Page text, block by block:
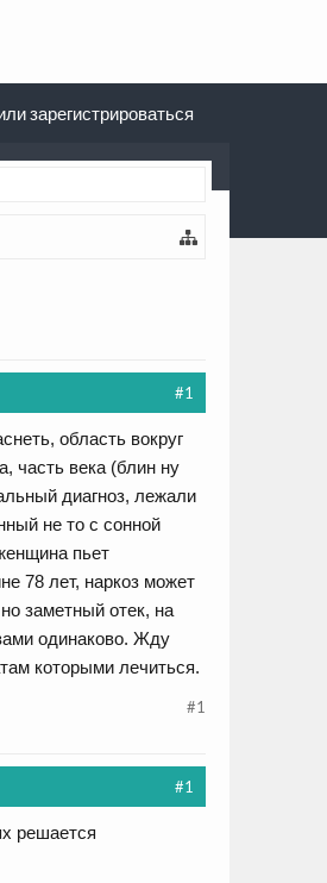
#1
область вокруг
часть века (блин ну
диагноз, лежали
не то с сонной
пьет
78 лет, наркоз может
заметный отек, на
одинаково. Жду
которыми лечиться.
#1
#1
решается
зарегистрироваться